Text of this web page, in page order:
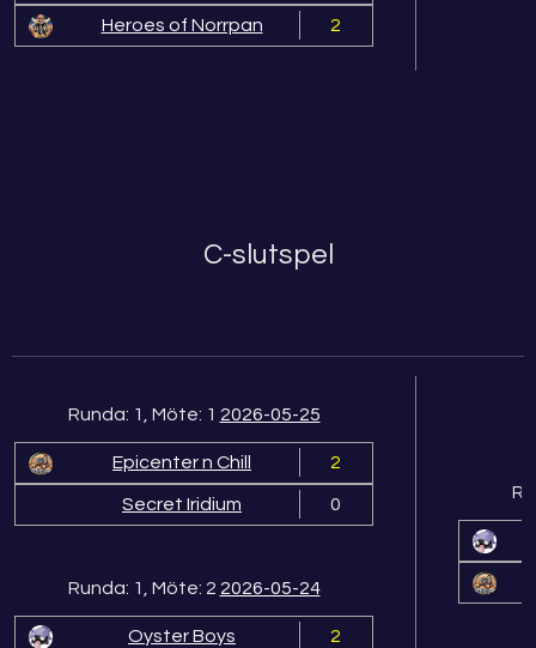
Heroes of Norrpan 2
C-slutspel
Runda: 1, Möte: 1 2026-05-25
Epicenter n Chill 2
Secret Iridium 0
Runda: 1, Möte: 2 2026-05-24
Oyster Boys 2